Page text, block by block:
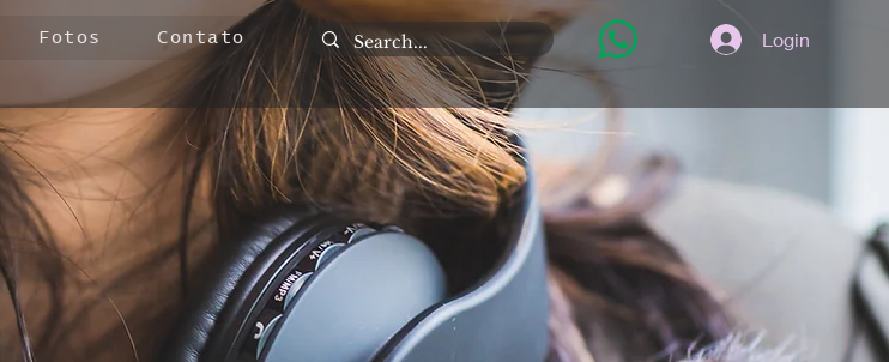
Fotos Contato Login